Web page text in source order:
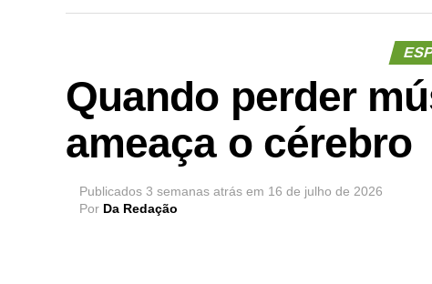
Quando perder
ameaça o cérebro
Publicados 3 semanas atrás em 16 de julho de 2026
Por Da Redação